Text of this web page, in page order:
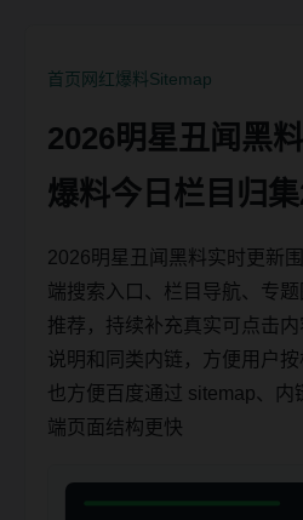
首页网红爆料Sitemap
2026明星丑闻黑
爆料今日栏目归
2026明星丑闻黑料实时更新
端搜索入口、栏目导航、专
推荐，持续补充真实可点击
说明和同类内链，方便用户按
也方便百度通过 sitemap、内
端页面结构更快